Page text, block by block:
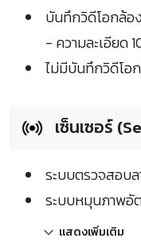
บันทึกวิดีโอกล้อ
- ความละเอียด
ไม่มีบันทึกวิดีโอ
เซ็นเซอร์
ระบบตรวจสอบ
ระบบหมุนภาพอั
แสดงเพิ่มเติม